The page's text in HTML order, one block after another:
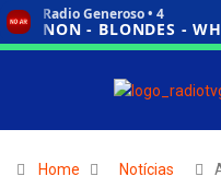
Home Notícias